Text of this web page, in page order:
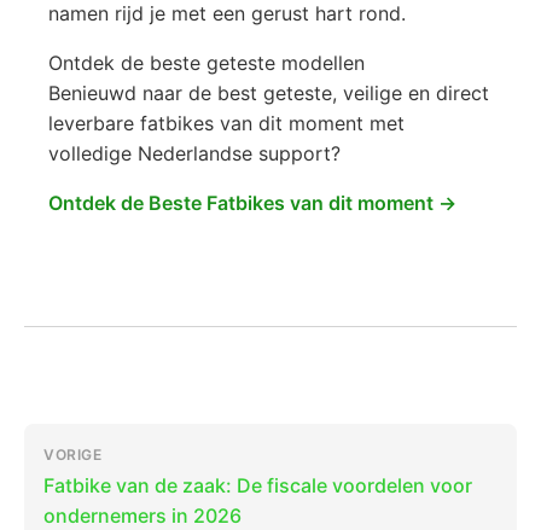
namen rijd je met een gerust hart rond.
Ontdek de beste geteste modellen
Benieuwd naar de best geteste, veilige en direct
leverbare fatbikes van dit moment met
volledige Nederlandse support?
Ontdek de Beste Fatbikes van dit moment →
Bericht
navigatie
VORIGE
Fatbike van de zaak: De fiscale voordelen voor
ondernemers in 2026